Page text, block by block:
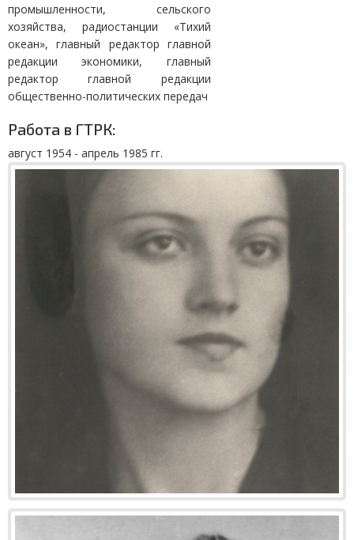
промышленности, сельского
хозяйства, радиостанции «Тихий
океан», главный редактор главной
редакции экономики, главный
редактор главной редакции
общественно-политических передач
Работа в ГТРК:
август 1954 - апрель 1985 гг.